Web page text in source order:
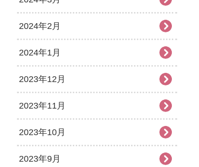
2024年2月
2024年1月
2023年12月
2023年11月
2023年10月
2023年9月